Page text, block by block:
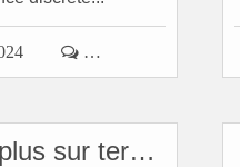
 …
Tournois seniors plus sur terre-battue 2021